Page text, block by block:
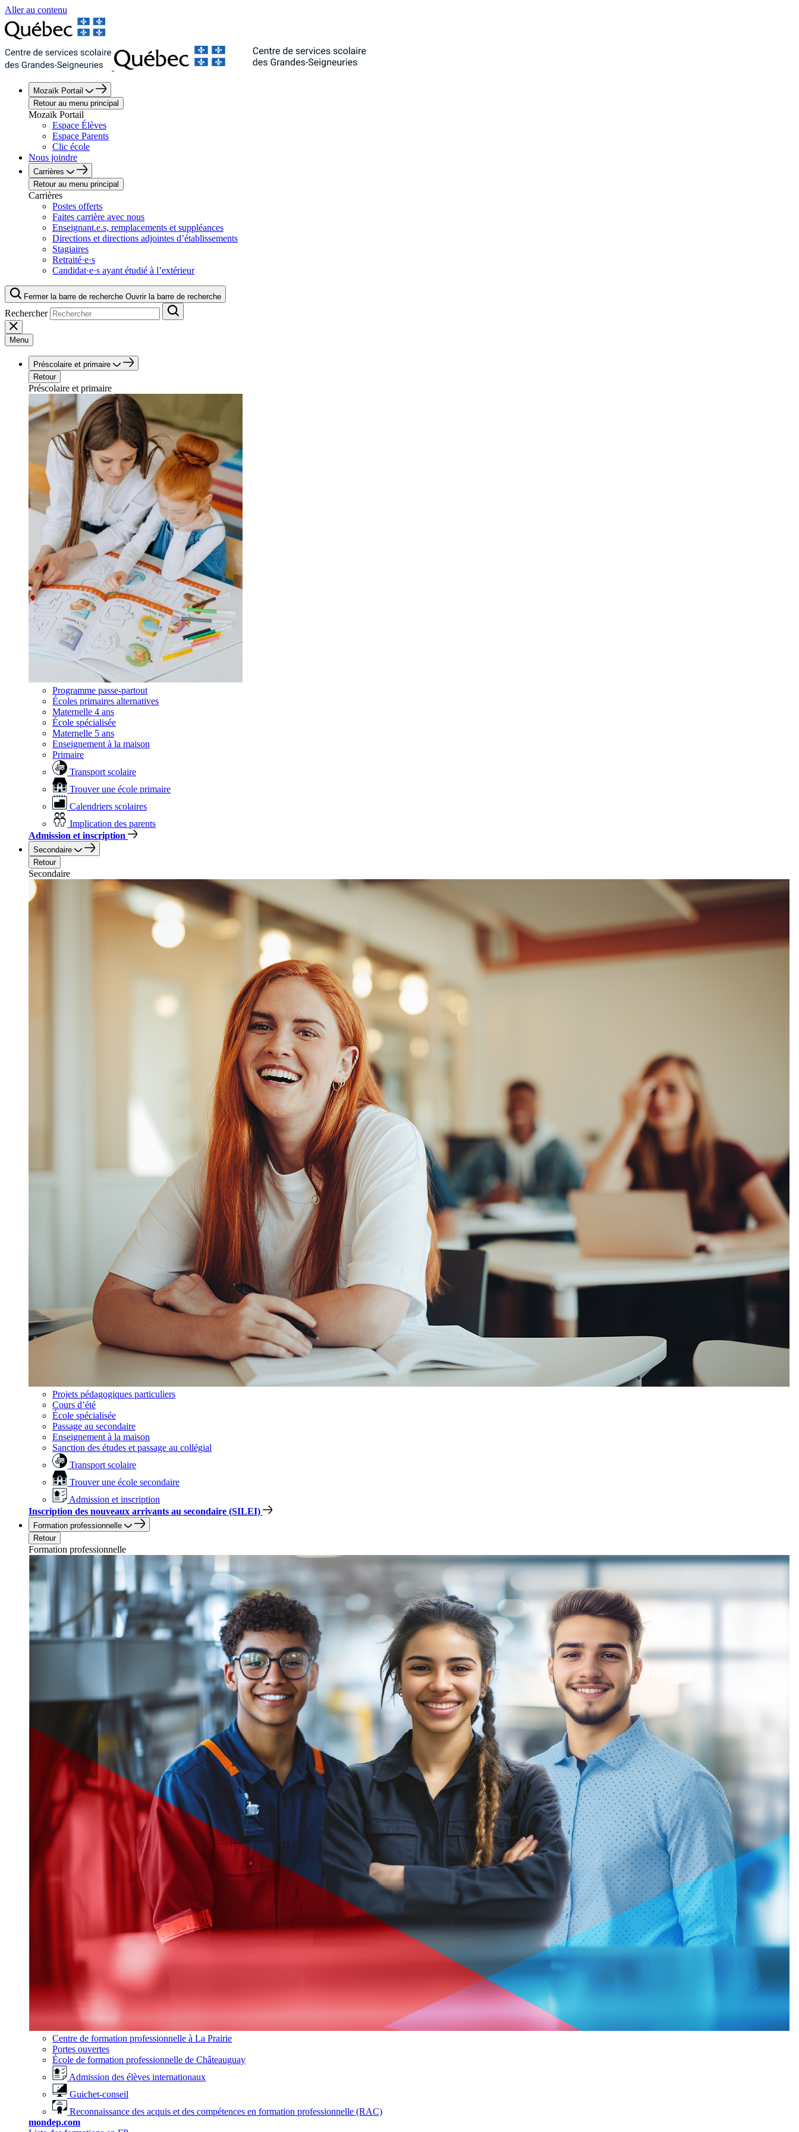
Aller au contenu
Mozaïk Portail
Retour au menu principal
Mozaïk Portail
Espace Élèves
Espace Parents
Clic école
Nous joindre
Carrières
Retour au menu principal
Carrières
Postes offerts
Faites carrière avec nous
Enseignant.e.s, remplacements et suppléances
Directions et directions adjointes d’établissements
Stagiaires
Retraité·e·s
Candidat·e·s ayant étudié à l’extérieur
Fermer la barre de recherche Ouvrir la barre de recherche
Rechercher
Menu
Préscolaire et primaire
Retour
Préscolaire et primaire
Programme passe-partout
Écoles primaires alternatives
Maternelle 4 ans
École spécialisée
Maternelle 5 ans
Enseignement à la maison
Primaire
Transport scolaire
Trouver une école primaire
Calendriers scolaires
Implication des parents
Admission et inscription
Secondaire
Retour
Secondaire
Projets pédagogiques particuliers
Cours d’été
École spécialisée
Passage au secondaire
Enseignement à la maison
Sanction des études et passage au collégial
Transport scolaire
Trouver une école secondaire
Admission et inscription
Inscription des nouveaux arrivants au secondaire (SILEI)
Formation professionnelle
Retour
Formation professionnelle
Centre de formation professionnelle à La Prairie
Portes ouvertes
École de formation professionnelle de Châteauguay
Admission des élèves internationaux
Guichet-conseil
Reconnaissance des acquis et des compétences en formation professionnelle (RAC)
mondep.com